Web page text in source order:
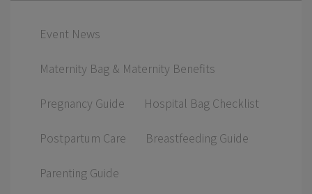
Event News
Maternity Bag & Maternity Benefits
Pregnancy Guide Hospital Bag Checklist
Postpartum Care Breastfeeding Guide
Parenting Guide